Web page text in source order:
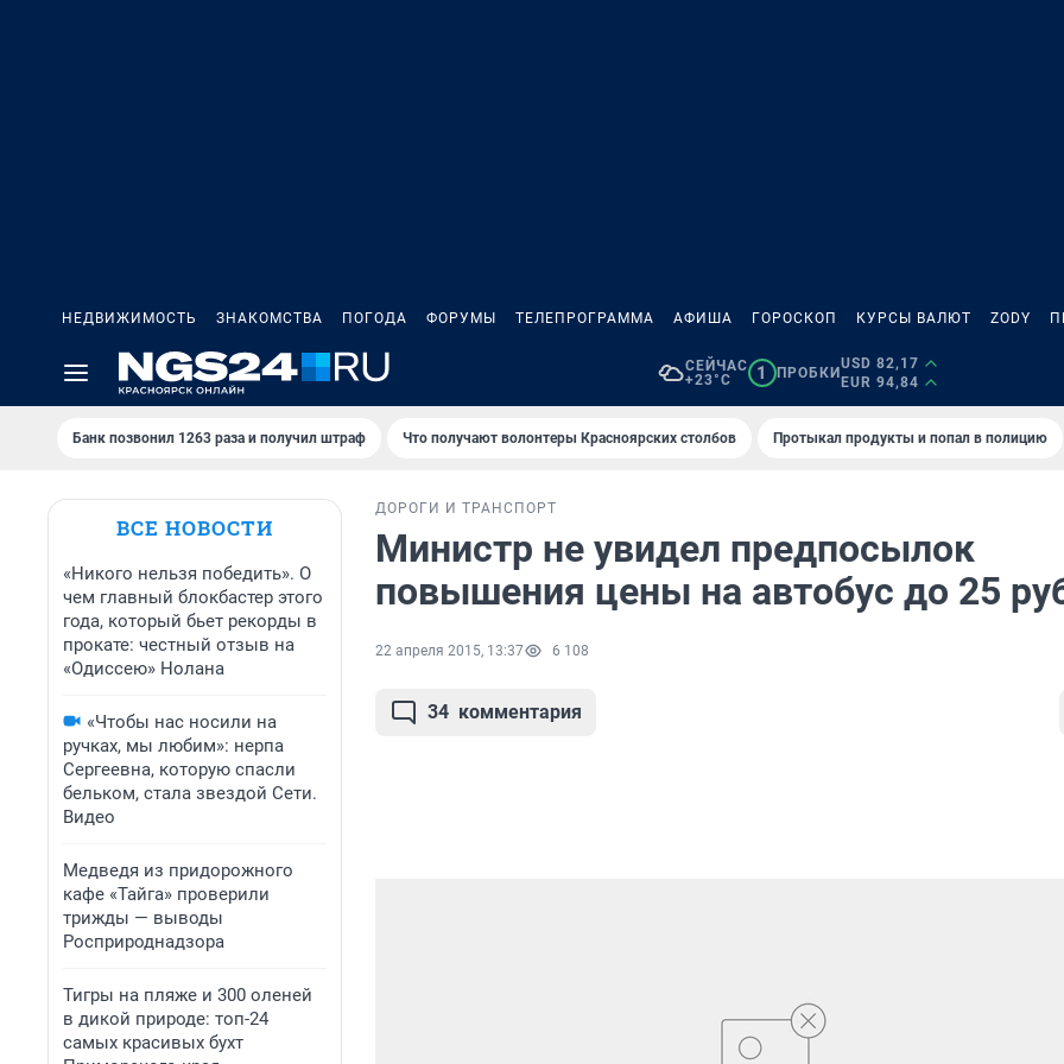
НЕДВИЖИМОСТЬ ЗНАКОМСТВА ПОГОДА ФОРУМЫ ТЕЛЕПРОГРАММА АФИША ГОРОСКОП КУРСЫ ВАЛЮТ ZODY
СЕЙЧАС
+23°C
1 ПРОБКИ
USD 82,17
EUR 94,84
Банк позвонил 1263 раза и получил штраф Что получают волонтеры Красноярских столбов Протыкал продукты и попал в полицию
ВСЕ НОВОСТИ
«Никого нельзя победить». О
чем главный блокбастер этого
года, который бьет рекорды в
прокате: честный отзыв на
«Одиссею» Нолана
«Чтобы нас носили на
ручках, мы любим»: нерпа
Сергеевна, которую спасли
бельком, стала звездой Сети.
Видео
Медведя из придорожного
кафе «Тайга» проверили
трижды — выводы
Росприроднадзора
Тигры на пляже и 300 оленей
в дикой природе: топ-24
самых красивых бухт
ДОРОГИ И ТРАНСПОРТ
Министр не увидел предпосылок
повышения цены на автобус до 25
22 апреля 2015, 13:37 6 108
34 комментария